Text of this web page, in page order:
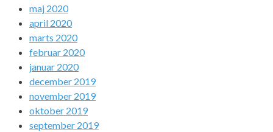
maj 2020
april 2020
marts 2020
februar 2020
januar 2020
december 2019
november 2019
oktober 2019
september 2019